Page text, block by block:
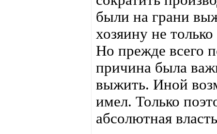
были на грани
хозяину не
Но прежде всего
причина была
выжить. Иной
имел. Только
абсолютная